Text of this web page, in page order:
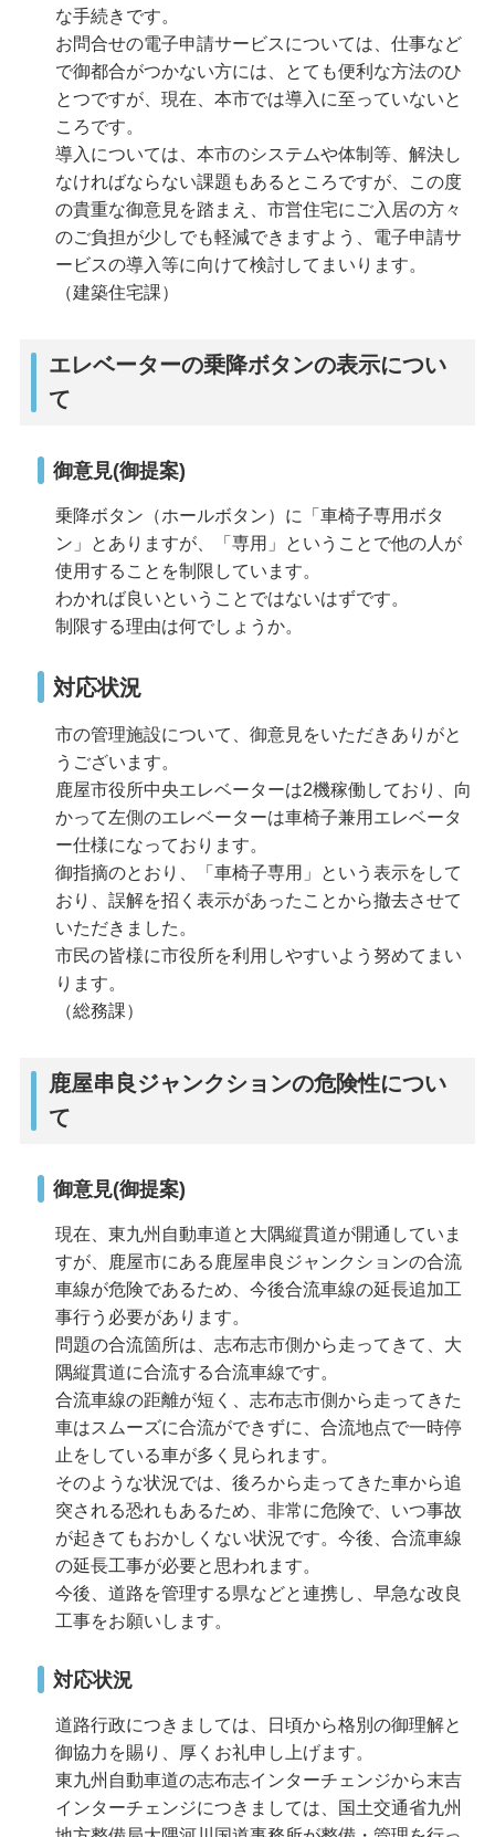
な手続きです。
お問合せの電子申請サービスについては、仕事など
で御都合がつかない方には、とても便利な方法のひ
とつですが、現在、本市では導入に至っていないと
ころです。
導入については、本市のシステムや体制等、解決し
なければならない課題もあるところですが、この度
の貴重な御意見を踏まえ、市営住宅にご入居の方々
のご負担が少しでも軽減できますよう、電子申請サ
ービスの導入等に向けて検討してまいります。
（建築住宅課）
エレベーターの乗降ボタンの表示につい
て
御意見(御提案)
乗降ボタン（ホールボタン）に「車椅子専用ボタ
ン」とありますが、「専用」ということで他の人が
使用することを制限しています。
わかれば良いということではないはずです。
制限する理由は何でしょうか。
対応状況
市の管理施設について、御意見をいただきありがと
うございます。
鹿屋市役所中央エレベーターは2機稼働しており、向
かって左側のエレベーターは車椅子兼用エレベータ
ー仕様になっております。
御指摘のとおり、「車椅子専用」という表示をして
おり、誤解を招く表示があったことから撤去させて
いただきました。
市民の皆様に市役所を利用しやすいよう努めてまい
ります。
（総務課）
鹿屋串良ジャンクションの危険性につい
て
御意見(御提案)
現在、東九州自動車道と大隅縦貫道が開通していま
すが、鹿屋市にある鹿屋串良ジャンクションの合流
車線が危険であるため、今後合流車線の延長追加工
事行う必要があります。
問題の合流箇所は、志布志市側から走ってきて、大
隅縦貫道に合流する合流車線です。
合流車線の距離が短く、志布志市側から走ってきた
車はスムーズに合流ができずに、合流地点で一時停
止をしている車が多く見られます。
そのような状況では、後ろから走ってきた車から追
突される恐れもあるため、非常に危険で、いつ事故
が起きてもおかしくない状況です。今後、合流車線
の延長工事が必要と思われます。
今後、道路を管理する県などと連携し、早急な改良
工事をお願いします。
対応状況
道路行政につきましては、日頃から格別の御理解と
御協力を賜り、厚くお礼申し上げます。
東九州自動車道の志布志インターチェンジから末吉
インターチェンジにつきましては、国土交通省九州